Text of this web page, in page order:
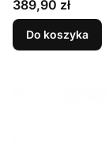
Cena
389,90 zł
Do koszyka